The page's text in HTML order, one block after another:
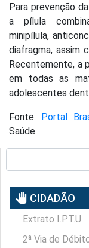
Para prevenção
a pílula
minipílula,
diafragma, assim
Recentemente, a
em todas as
adolescentes
Fonte: Portal
Saúde
pan_tool CIDADÃO
Extrato I.P.T.U
2ª Via de